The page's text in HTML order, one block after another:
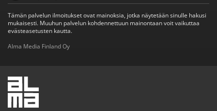
Tämän palvelun ilmoitukset ovat mainoksia, jotka näytetään sinulle hakusi
mukaisesti. Muuhun palvelun kohdennettuun mainontaan voit vaikuttaa
evästeasetusten kautta.
Alma Media Finland Oy